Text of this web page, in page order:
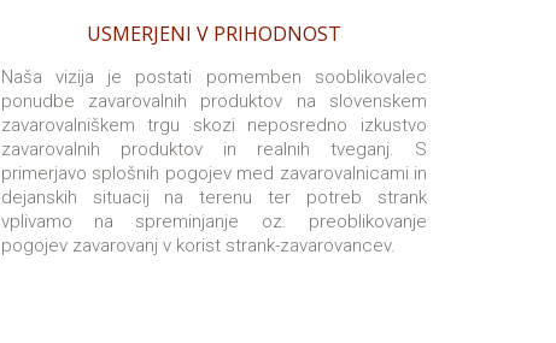
USMERJENI V PRIHODNOST
Naša vizija je postati pomemben sooblikovalec
ponudbe zavarovalnih produktov na slovenskem
zavarovalniškem trgu skozi neposredno izkustvo
zavarovalnih produktov in realnih tveganj. S
primerjavo splošnih pogojev med zavarovalnicami in
dejanskih situacij na terenu ter potreb strank
vplivamo na spreminjanje oz. preoblikovanje
pogojev zavarovanj v korist strank-zavarovancev.